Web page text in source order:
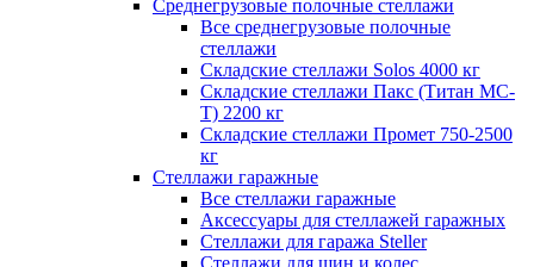
Среднегрузовые полочные стеллажи
Все среднегрузовые полочные
стеллажи
Складские стеллажи Solos 4000 кг
Складские стеллажи Пакс (Титан МС-
Т) 2200 кг
Складские стеллажи Промет 750-2500
кг
Стеллажи гаражные
Все стеллажи гаражные
Аксессуары для стеллажей гаражных
Стеллажи для гаража Steller
Стеллажи для шин и колес